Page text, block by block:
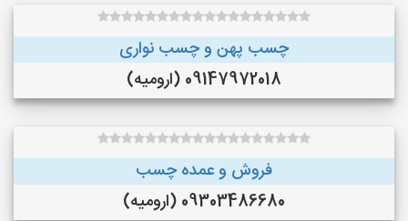
چسب پهن و چسب نواری
09147972018 (ارومیه)
فروش و عمده چسب
09303486680 (ارومیه)